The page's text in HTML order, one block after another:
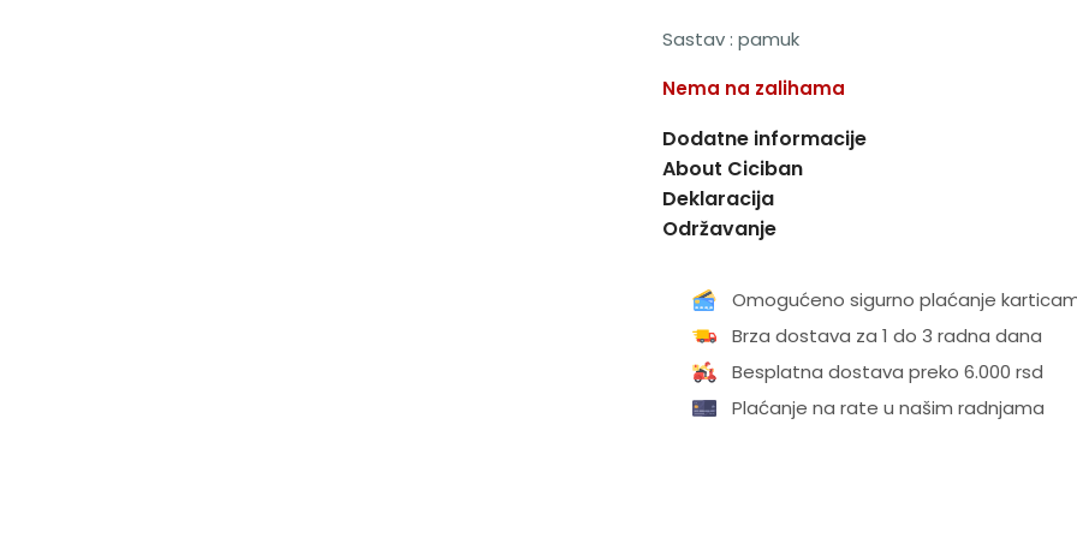
Sastav : pamuk
Nema na zalihama
Dodatne informacije
About Ciciban
Deklaracija
Održavanje
Omogućeno sigurno plaćanje
Brza dostava za 1 do 3 radna dana
Besplatna dostava preko 6.000 rsd
Plaćanje na rate u našim radnjama